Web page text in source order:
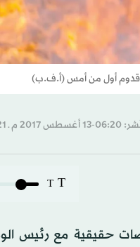
قدوم أول من أمس (أ.ف.ب)
أغسطس 2017 م ـ 21 ذو القِعدة 1438 هـ
T
T
حقيقية مع رئيس